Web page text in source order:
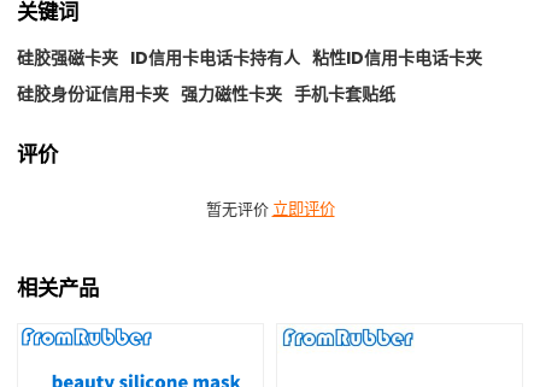
关键词
硅胶强磁卡夹 ID信用卡电话卡持有人 粘性ID信用卡电话卡夹
硅胶身份证信用卡夹 强力磁性卡夹 手机卡套贴纸
评价
暂无评价 立即评价
相关产品